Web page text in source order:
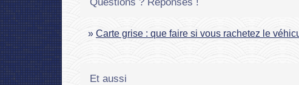
Carte grise : que faire si vous rachetez le
Et aussi